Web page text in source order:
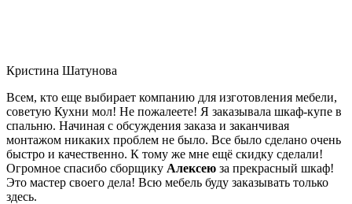
Кристина Шатунова
Всем, кто еще выбирает компанию для изготовления мебели,
советую Кухни мол! Не пожалеете! Я заказывала шкаф-купе в
спальню. Начиная с обсуждения заказа и заканчивая
монтажом никаких проблем не было. Все было сделано очень
быстро и качественно. К тому же мне ещё скидку сделали!
Огромное спасибо сборщику Алексею за прекрасный шкаф!
Это мастер своего дела! Всю мебель буду заказывать только
здесь.